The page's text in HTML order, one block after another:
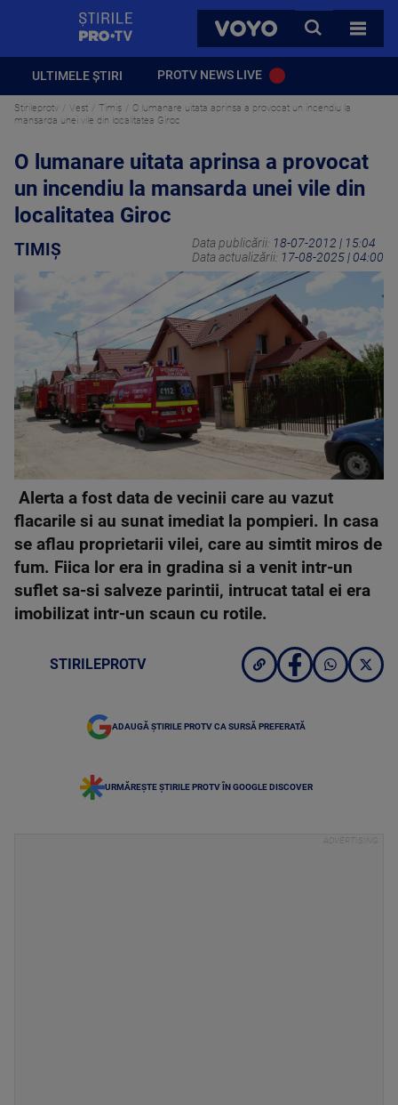
VOYO
CAUTA
TOATE
ULTIMELE ȘTIRI PROTV NEWS LIVE
Stirileprotv Vest Timiș
O lumanare uitata aprinsa a provocat un incendiu la
mansarda unei vile din localitatea Giroc
O lumanare uitata aprinsa a provocat
un incendiu la mansarda unei vile din
localitatea Giroc
TIMIȘ Data publicării: 18-07-2012 | 15:04
Data actualizării: 17-08-2025 | 04:00
Alerta a fost data de vecinii care au vazut
flacarile si au sunat imediat la pompieri. In casa
se aflau proprietarii vilei, care au simtit miros de
fum. Fiica lor era in gradina si a venit intr-un
suflet sa-si salveze parintii, intrucat tatal ei era
imobilizat intr-un scaun cu rotile.
STIRILEPROTV
ADAUGĂ ȘTIRILE PROTV CA SURSĂ PREFERATĂ
URMĂREȘTE ȘTIRILE PROTV ÎN GOOGLE DISCOVER